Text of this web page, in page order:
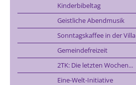
Kinderbibeltag
Geistliche Abendmusik
Sonntagskaffee in der Villa
Gemeindefreizeit
2TK: Die letzten Wochen...
Eine-Welt-Initiative